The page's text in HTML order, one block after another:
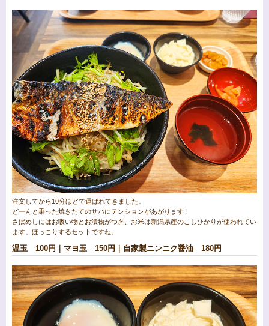
注文してから10分ほどで運ばれてきました。
どーんと乗った焼きたてのサバにテンションがあがります！
さばめしにはお吸い物とお漬物がつき、お米は新潟県産のこしひかりが使われてい
ます。ほっこりするセットですね。
温玉 100円｜マヨ玉 150円｜自家製ニンニク醤油 180円